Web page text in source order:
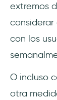
extremos
considerar
con los
O incluso
otra